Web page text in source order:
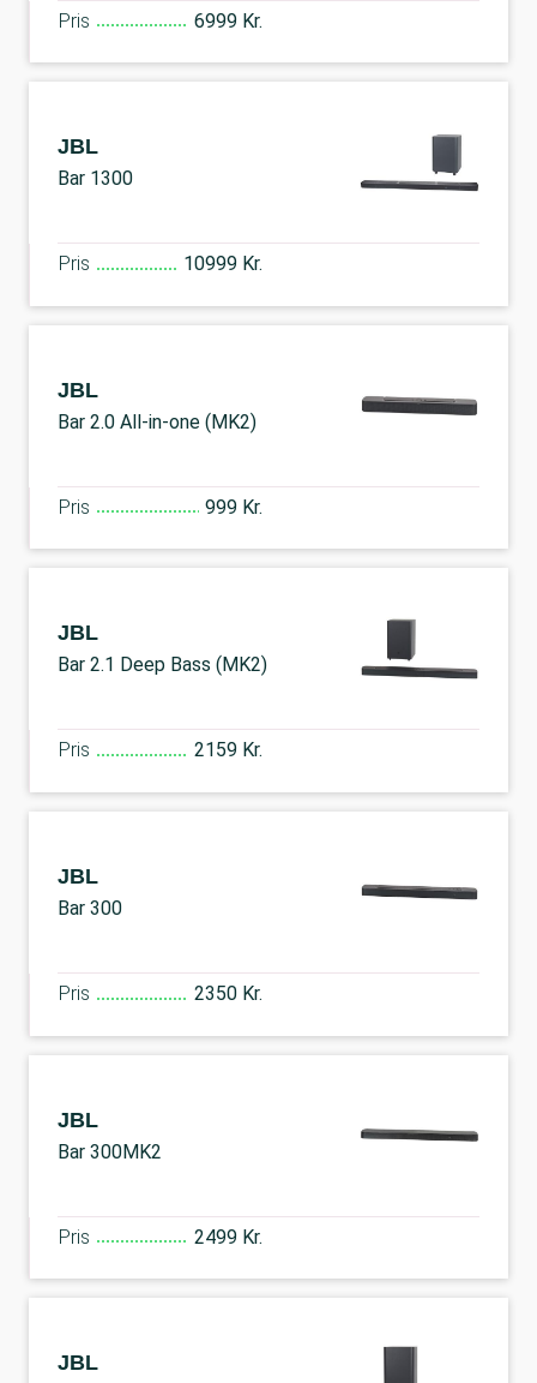
Pris 6999 Kr.
JBL
Bar 1300
Pris 10999 Kr.
JBL
Bar 2.0 All-in-one (MK2)
Pris 999 Kr.
JBL
Bar 2.1 Deep Bass (MK2)
Pris 2159 Kr.
JBL
Bar 300
Pris 2350 Kr.
JBL
Bar 300MK2
Pris 2499 Kr.
JBL